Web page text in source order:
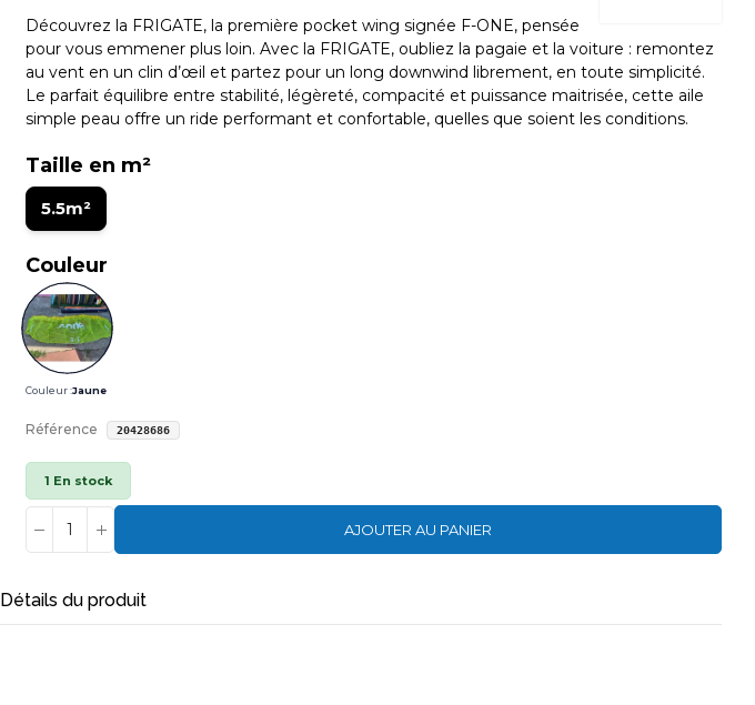
Découvrez la FRIGATE, la première pocket wing signée F-ONE, pensée
pour vous emmener plus loin. Avec la FRIGATE, oubliez la pagaie et la voiture : remontez
au vent en un clin d’œil et partez pour un long downwind librement, en toute simplicité.
Le parfait équilibre entre stabilité, légèreté, compacité et puissance maitrisée, cette aile
simple peau offre un ride performant et confortable, quelles que soient les conditions.
Taille en m²
5.5m²
Couleur
Couleur :Jaune
Référence 20428686
1 En stock
AJOUTER AU PANIER
Détails du produit